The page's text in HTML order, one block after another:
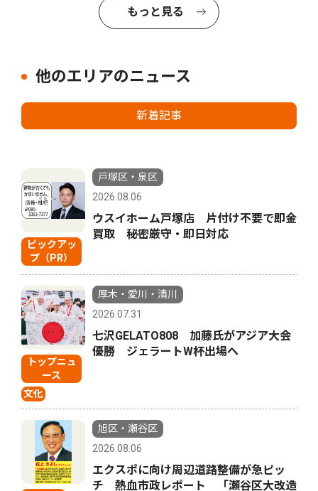
もっと見る
他のエリアのニュース
新着記事
ピックアッ
プ（PR）
戸塚区・泉区
2026.08.06
ウスイホーム戸塚店 片付け不要で即金
買取 秘密厳守・即日対応
トップニュ
ース
文化
厚木・愛川・清川
2026.07.31
七沢GELATO808 加藤氏がアジア大会
優勝 ジェラートW杯出場へ
旭区・瀬谷区
2026.08.06
エクスポに向け周辺道路整備が急ピッ
チ 熱血市政レポート 「瀬谷区大改造